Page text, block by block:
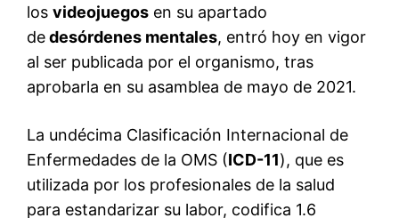
los videojuegos en su apartado
dedesórdenes mentales, entró hoy en vigor
al ser publicada por el organismo, tras
aprobarla en su asamblea de mayo de 2021.
La undécima Clasificación Internacional de
Enfermedades de la OMS (ICD-11), que es
utilizada por los profesionales de la salud
para estandarizar su labor, codifica 1.6